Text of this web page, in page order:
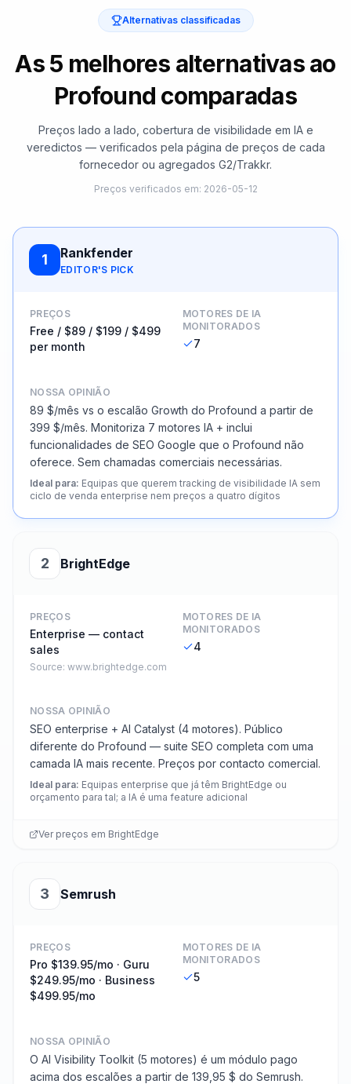
Alternativas classificadas
As 5 melhores alternativas ao
Profound comparadas
Preços lado a lado, cobertura de visibilidade em IA e
veredictos — verificados pela página de preços de cada
fornecedor ou agregados G2/Trakkr.
Preços verificados em: 2026-05-12
1 Rankfender
EDITOR'S PICK
PREÇOS
Free / $89 / $199 / $499
per month
MOTORES DE IA
MONITORADOS
7
NOSSA OPINIÃO
89 $/mês vs o escalão Growth do Profound a partir de
399 $/mês. Monitoriza 7 motores IA + inclui
funcionalidades de SEO Google que o Profound não
oferece. Sem chamadas comerciais necessárias.
Ideal para: Equipas que querem tracking de visibilidade IA sem
ciclo de venda enterprise nem preços a quatro dígitos
2 BrightEdge
PREÇOS
Enterprise — contact
sales
Source: www.brightedge.com
MOTORES DE IA
MONITORADOS
4
NOSSA OPINIÃO
SEO enterprise + AI Catalyst (4 motores). Público
diferente do Profound — suite SEO completa com uma
camada IA mais recente. Preços por contacto comercial.
Ideal para: Equipas enterprise que já têm BrightEdge ou
orçamento para tal; a IA é uma feature adicional
Ver preços em BrightEdge
3 Semrush
PREÇOS
Pro $139.95/mo · Guru
$249.95/mo · Business
$499.95/mo
MOTORES DE IA
MONITORADOS
5
NOSSA OPINIÃO
O AI Visibility Toolkit (5 motores) é um módulo pago
acima dos escalões a partir de 139,95 $ do Semrush.